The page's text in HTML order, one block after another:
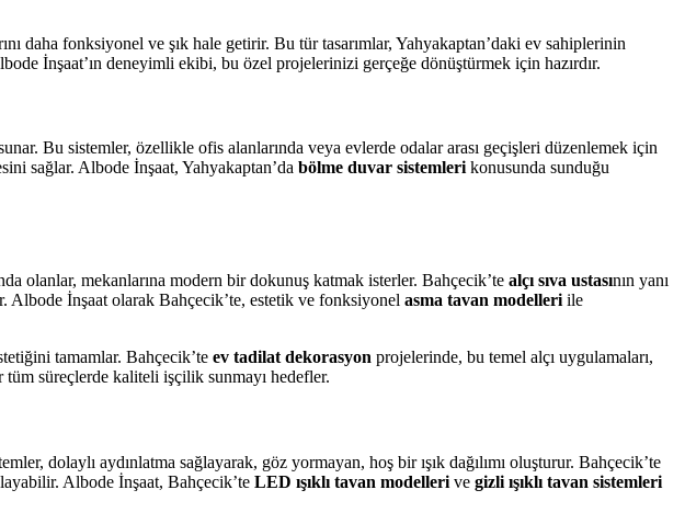
daha fonksiyonel ve şık hale getirir. Bu tür tasarımlar, Yahyakaptan’daki ev sahiplerinin
İnşaat’ın deneyimli ekibi, bu özel projelerinizi gerçeğe dönüştürmek için hazırdır.
Bu sistemler, özellikle ofis alanlarında veya evlerde odalar arası geçişleri düzenlemek için
sağlar. Albode İnşaat, Yahyakaptan’da bölme duvar sistemleri konusunda sunduğu
olanlar, mekanlarına modern bir dokunuş katmak isterler. Bahçecik’te alçı sıva ustasının yanı
Albode İnşaat olarak Bahçecik’te, estetik ve fonksiyonel asma tavan modelleri ile
tamamlar. Bahçecik’te ev tadilat dekorasyon projelerinde, bu temel alçı uygulamaları,
süreçlerde kaliteli işçilik sunmayı hedefler.
dolaylı aydınlatma sağlayarak, göz yormayan, hoş bir ışık dağılımı oluşturur. Bahçecik’te
Albode İnşaat, Bahçecik’te LED ışıklı tavan modelleri ve gizli ışıklı tavan sistemleri